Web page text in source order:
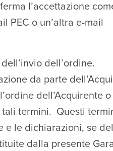
l’accettazione
PEC o un’altra e-mail
dell’ordine.
da parte
dell’Acquirente o
tali termini. Questi
e le dichiarazioni, se
dalla presente